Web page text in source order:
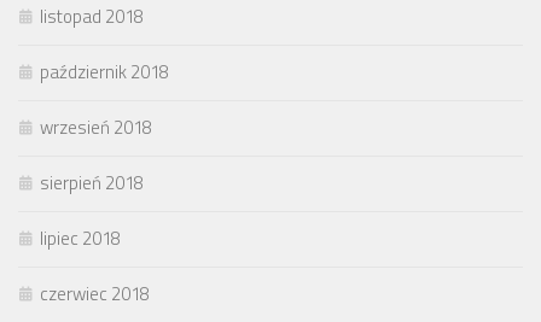
listopad 2018
październik 2018
wrzesień 2018
sierpień 2018
lipiec 2018
czerwiec 2018